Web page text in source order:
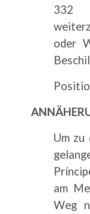
332
oder
Um zu
am
Weg